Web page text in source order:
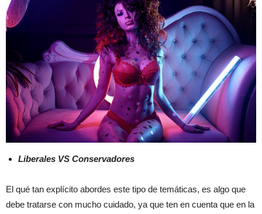
Liberales VS Conservadores
El qué tan explícito abordes este tipo de temáticas, es algo que
debe tratarse con mucho cuidado, ya que ten en cuenta que en la